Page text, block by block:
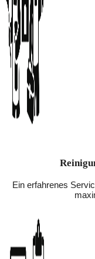
Ein erfahrenes